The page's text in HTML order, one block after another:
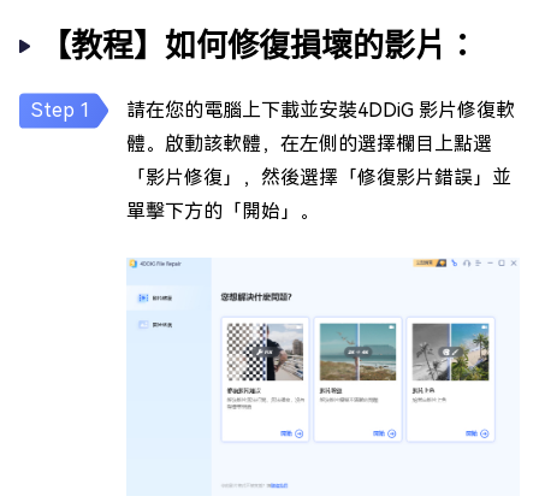
【教程】如何修復損壞的影片：
請在您的電腦上下載並安裝4DDiG 影片修復軟
體。啟動該軟體，在左側的選擇欄目上點選
「影片修復」，然後選擇「修復影片錯誤」並
單擊下方的「開始」。